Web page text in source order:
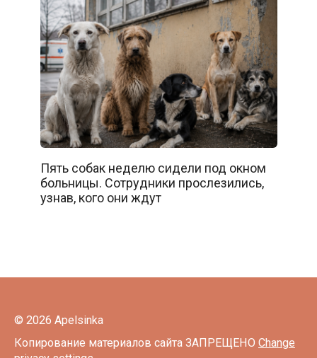
Пять собак неделю сидели под окном
больницы. Сотрудники прослезились,
узнав, кого они ждут
© 2026 Apelsinka
Копирование материалов сайта ЗАПРЕЩЕНО Change